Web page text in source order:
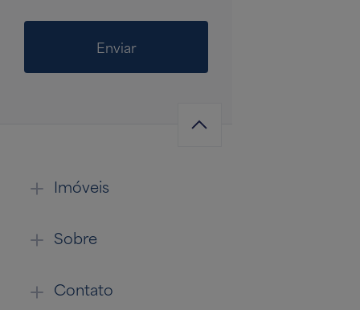
Enviar
Imóveis
Sobre
Contato